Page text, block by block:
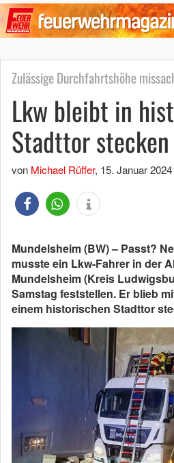
Zulässige Durchfahrtshöhe
Lkw bleibt in
Stadttor stecken
von Michael Rüffer, 15. Januar 2024
Mundelsheim (BW) – Passt?
musste ein Lkw-Fahrer in der
Mundelsheim (Kreis
Samstag feststellen. Er blieb
einem historischen Stadttor